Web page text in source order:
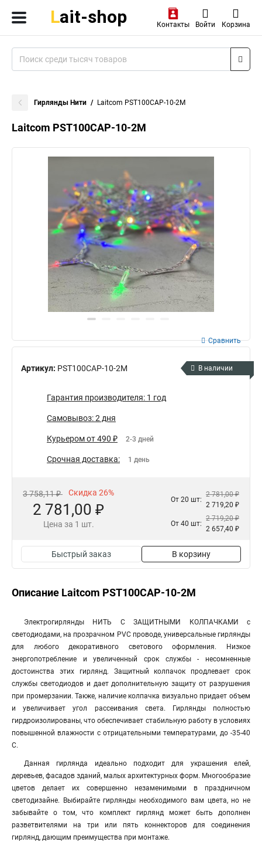
Контакты Войти Корзина
Гирлянды Нити Laitcom PST100CAP-10-2M
Laitcom PST100CAP-10-2M
Артикул: PST100CAP-10-2M
Сравнить
В наличии
Гарантия производителя: 1 год
Самовывоз: 2 дня
Курьером от 490 ₽ 2-3 дней
Срочная доставка: 1 день
3 758,11 ₽ Скидка 26%
2 781,00 ₽
Цена за 1 шт.
От 20 шт:
2 781,00 ₽
2 719,20 ₽
От 40 шт:
2 719,20 ₽
2 657,40 ₽
Быстрый заказ В корзину
Описание Laitcom PST100CAP-10-2M
Электрогирлянды НИТЬ С ЗАЩИТНЫМИ КОЛПАЧКАМИ с
светодиодами, на прозрачном PVC проводе, универсальные гирлянды
для любого декоративного светового оформления. Низкое
энергопотребление и увеличенный срок службы - несомненные
достоинства этих гирлянд. Защитный колпачок продлевает срок
службы светодиодов и дает дополнительную защиту от разрушения
при промерзании. Также, наличие колпачка визуально придает объем
и увеличивает угол рассеивания света. Гирлянды полностью
гирдроизолированы, что обеспечивает стабильную работу в условиях
повышенной влажности c отрицательными температурами, до -35-40
C.
Данная гирлянда идеально подходит для украшения елей,
деревьев, фасадов зданий, малых архитектурных форм. Многообразие
цветов делает их совершенно незаменимыми в праздничном
светодизайне. Выбирайте гирлянды необходимого вам цвета, но не
забывайте о том, что комплект гирлянд может быть дополнен
разветвителями на три или пять коннекторов для соединения
гирлянд, дающим преимущества при монтаже.